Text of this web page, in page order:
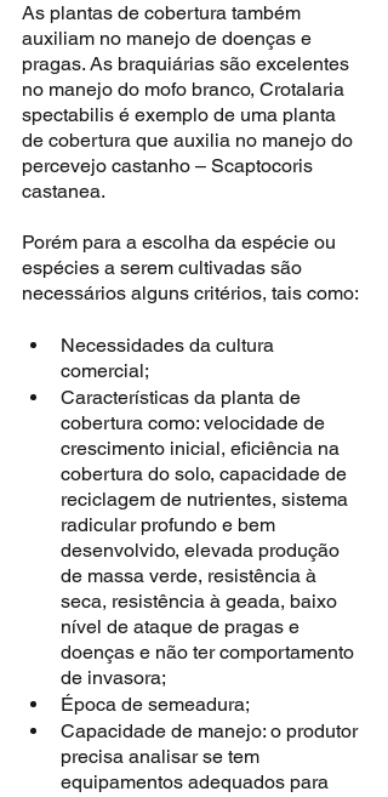
As plantas de cobertura também
auxiliam no manejo de doenças e
pragas. As braquiárias são excelentes
no manejo do mofo branco, Crotalaria
spectabilis é exemplo de uma planta
de cobertura que auxilia no manejo do
percevejo castanho – Scaptocoris
castanea.
Porém para a escolha da espécie ou
espécies a serem cultivadas são
necessários alguns critérios, tais como:
Necessidades da cultura
comercial;
Características da planta de
cobertura como: velocidade de
crescimento inicial, eficiência na
cobertura do solo, capacidade de
reciclagem de nutrientes, sistema
radicular profundo e bem
desenvolvido, elevada produção
de massa verde, resistência à
seca, resistência à geada, baixo
nível de ataque de pragas e
doenças e não ter comportamento
de invasora;
Época de semeadura;
Capacidade de manejo: o produtor
precisa analisar se tem
equipamentos adequados para